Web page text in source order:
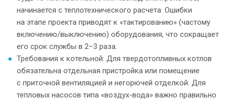
начинается с теплотехнического расчета. Ошибки
на этапе проекта приводят к «тактированию» (частому
включению/выключению) оборудования, что сокращает
его срок службы в 2–3 раза.
Требования к котельной: Для твердотопливных котлов
обязательна отдельная пристройка или помещение
с приточной вентиляцией и негорючей отделкой. Для
тепловых насосов типа «воздух-вода» важно правильно